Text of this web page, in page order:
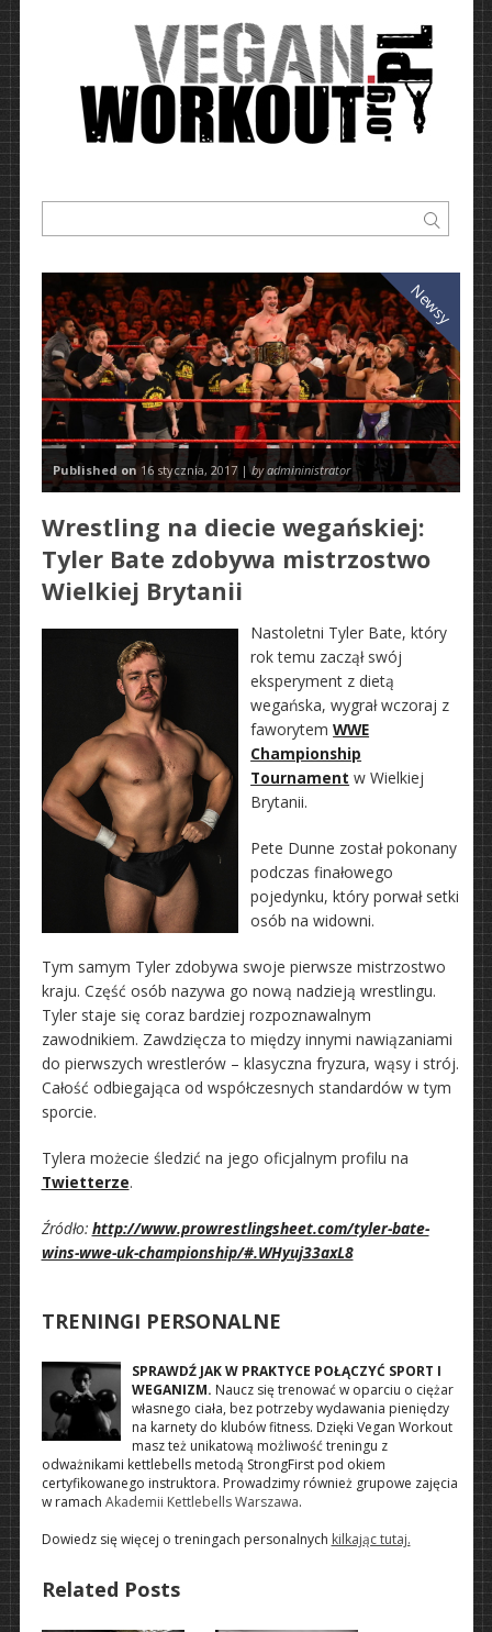
Newsy
Published on 16 stycznia, 2017 |by admininistrator
Wrestling na diecie wegańskiej:
Tyler Bate zdobywa mistrzostwo
Wielkiej Brytanii
Nastoletni Tyler Bate, który
rok temu zaczął swój
eksperyment z dietą
wegańska, wygrał wczoraj z
faworytemWWE
Championship
Tournament w Wielkiej
Brytanii.
Pete Dunne został pokonany
podczas finałowego
pojedynku, który porwał setki
osób na widowni.
Tym samym Tyler zdobywa swoje pierwsze mistrzostwo
kraju. Część osób nazywa go nową nadzieją wrestlingu.
Tyler staje się coraz bardziej rozpoznawalnym
zawodnikiem. Zawdzięcza to między innymi nawiązaniami
do pierwszych wrestlerów – klasyczna fryzura, wąsy i strój.
Całość odbiegająca od współczesnych standardów w tym
sporcie.
Tylera możecie śledzić na jego oficjalnym profilu na
Twietterze.
Źródło: http://www.prowrestlingsheet.com/tyler-bate-
wins-wwe-uk-championship/#.WHyuj33axL8
TRENINGI PERSONALNE
SPRAWDŹ JAK W PRAKTYCE POŁĄCZYĆ SPORT I
WEGANIZM. Naucz się trenować w oparciu o ciężar
własnego ciała, bez potrzeby wydawania pieniędzy
na karnety do klubów fitness. Dzięki Vegan Workout
masz też unikatową możliwość treningu z
odważnikami kettlebells metodą StrongFirst pod okiem
certyfikowanego instruktora. Prowadzimy również grupowe zajęcia
w ramach Akademii Kettlebells Warszawa.
Dowiedz się więcej o treningach personalnych kilkając tutaj.
Related Posts